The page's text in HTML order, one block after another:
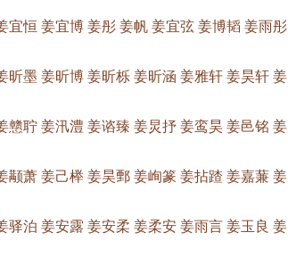
恒 姜宜博 姜彤 姜帆 姜宜弦 姜博韬 姜雨彤
墨 姜昕博 姜昕栎 姜昕涵 姜雅轩 姜昊轩 姜
聍 姜汛澧 姜谘臻 姜炅抒 姜鸾昊 姜邑铭 姜
萧 姜己榉 姜昊鄄 姜峋篆 姜拈蹅 姜嘉蒹 姜
泊 姜安露 姜安柔 姜柔安 姜雨言 姜玉良 姜